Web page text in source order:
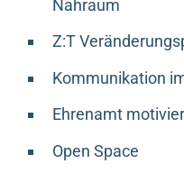
Nahraum
Z:T
Kommunikation
Ehrenamt
Open Space